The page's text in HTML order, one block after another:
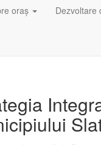
oraș Dezvoltare